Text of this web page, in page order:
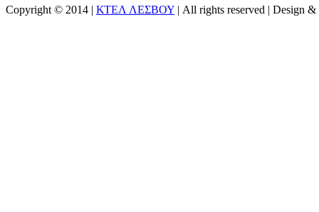
Copyright © 2014 | ΚΤΕΛ ΛΕΣΒΟΥ | All rights reserved | Design &